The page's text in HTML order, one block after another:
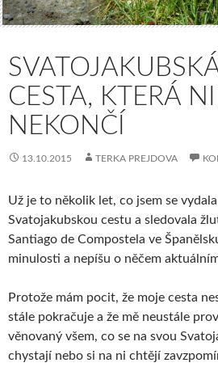
CESTA, KTERÁ
NEKONČÍ
13.10.2015 TERKA PREJDOVA
Už je to několik let, co jsem se
Svatojakubskou cestu a sledovala
Santiago de Compostela ve
minulosti a nepíšu o něčem
Protože mám pocit, že moje cesta
stále pokračuje a že mě neustále
věnovaný všem, co se na svou
chystají nebo si na ni chtějí